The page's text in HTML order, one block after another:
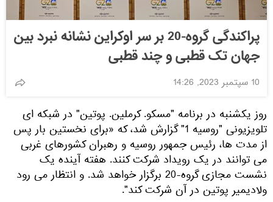
پراکندگی گروه-20 بر سر اوکراین نشانه نبرد بین
جهان تک قطبی و چند قطبی
10 سپتمبر 2023, 14:26
روز یکشنبه در برنامه "مسکو. کرملین. پوتین" در شبکه ای
تلویزیونی "روسیه 1" گزارش شد، که «برای نخستین بار پس
از مدت ها، رئیس جمهور روسیه و رهبران کشورهای غربی
می توانند در یک رویداد شرکت کنند. هفته آینده یک
نشست مجازی گروه-20 برگزار خواهد شد. و انتظار می رود
ولادیمیر پوتین در آن شرکت کند".